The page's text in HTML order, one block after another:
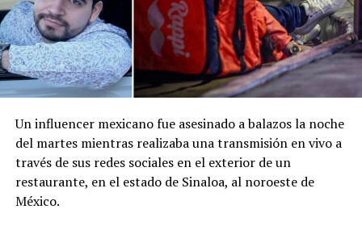
Me gusta esto:
Un influencer mexicano fue asesinado a balazos la noche
del martes mientras realizaba una transmisión en vivo a
través de sus redes sociales en el exterior de un
restaurante, en el estado de Sinaloa, al noroeste de
México.